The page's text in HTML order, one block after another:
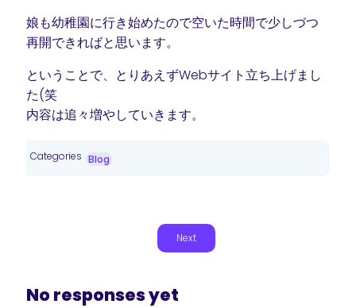
娘も幼稚園に行き始めたので空いた時間で少しづつ
再開できればと思います。
ということで、とりあえずWebサイト立ち上げまし
た(笑
内容は追々増やしていきます。
Categories Blog
Next
No responses yet